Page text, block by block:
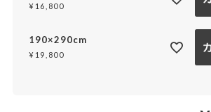
¥ 16,800
190×290cm
¥ 19,800